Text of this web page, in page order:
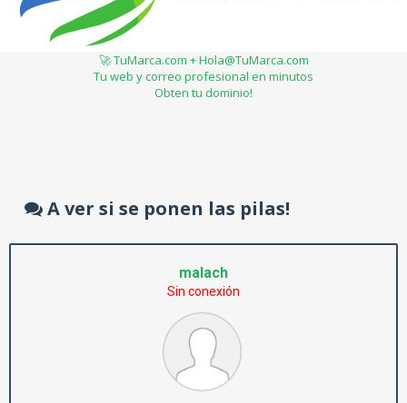
🚀 TuMarca.com + Hola@TuMarca.com
Tu web y correo profesional en minutos
Obten tu dominio!
A ver si se ponen las pilas!
malach
Sin conexión